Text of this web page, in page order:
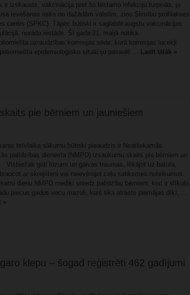
ir izskausts, vakcinācija pret šo bīstamo infekciju turpinās, jo
ievešanas risks no dažādām valstīm, ziņo Slimību profilakses
centrs (SPKC). Tāpēc būtiski ir saglabāt augstu vakcinācijas
norāda iestāde. Šī gada 21. maijā notika
uzraudzības komisijas sēde, kurā komisijas locekļi
epidemioloģisko situāciju pasaulē ...
Lasīt tālāk »
pie bērniem un jauniešiem
brīvlaika sākumu būtiski pieaudzis ir Neatliekamās
palīdzības dienesta (NMPD) izsaukumu skaits pie bērniem un
Visbiežāk gūti lūzumi un galvas traumas, lēkājot uz batuta,
ar skrejriteni vai neievērojot ceļu satiksmes noteikumus.
dienu NMPD mediķi sniedz palīdzību bērniem, kuri ir slīkuši.
piecus gadus vecu mazuli, kurš tika atrasts piemājas dīķī, ...
»
klepu – šogad reģistrēti 462 gadījumi